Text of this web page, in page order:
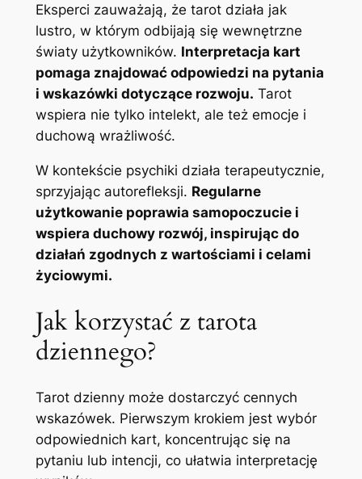
Eksperci zauważają, że tarot działa jak
lustro, w którym odbijają się wewnętrzne
światy użytkowników. Interpretacja kart
pomaga znajdować odpowiedzi na pytania
i wskazówki dotyczące rozwoju. Tarot
wspiera nie tylko intelekt, ale też emocje i
duchową wrażliwość.
W kontekście psychiki działa terapeutycznie,
sprzyjając autorefleksji. Regularne
użytkowanie poprawia samopoczucie i
wspiera duchowy rozwój, inspirując do
działań zgodnych z wartościami i celami
życiowymi.
Jak korzystać z tarota
dziennego?
Tarot dzienny może dostarczyć cennych
wskazówek. Pierwszym krokiem jest wybór
odpowiednich kart, koncentrując się na
pytaniu lub intencji, co ułatwia interpretację